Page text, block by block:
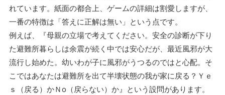
れています。紙面の都合上、ゲームの詳細は割愛しますが、
一番の特徴は「答えに正解は無い」という点です。
例えば、『母親の立場で考えてください。安全の診断が下り
た避難所暮らしは余震が続く中では安心だが、最近風邪が大
流行し始めた。幼いわが子に風邪がうつるのではと心配。そ
こではあなたは避難所を出て半壊状態の我が家に戻る？Ｙｅ
ｓ（戻る）かＮo（戻らない）か』という設問があります。